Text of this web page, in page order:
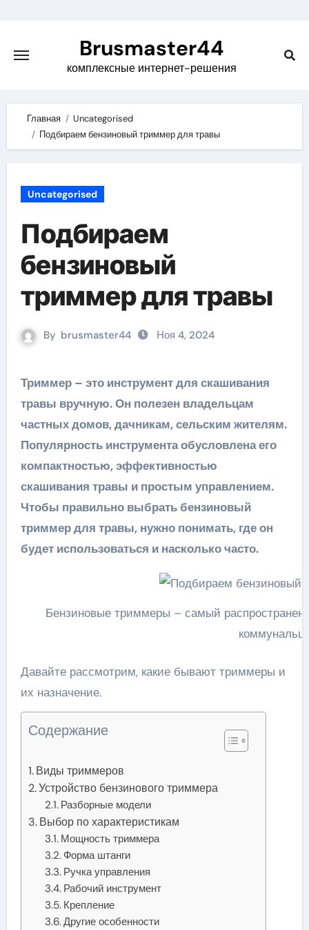
content
Brusmaster44
комплексные интернет-решения
Главная
Uncategorised
Подбираем бензиновый триммер для травы
Uncategorised
Подбираем
бензиновый
триммер для травы
By brusmaster44 Ноя 4, 2024
Триммер – это инструмент для скашивания
травы вручную. Он полезен владельцам
частных домов, дачникам, сельским жителям.
Популярность инструмента обусловлена его
компактностью, эффективностью
скашивания травы и простым управлением.
Чтобы правильно выбрать бензиновый
триммер для травы, нужно понимать, где он
будет использоваться и насколько часто.
Бензиновые триммеры – самый
Давайте рассмотрим, какие бывают триммеры и
их назначение.
Содержание
Виды триммеров
Устройство бензинового триммера
Разборные модели
Выбор по характеристикам
Мощность триммера
Форма штанги
Ручка управления
Рабочий инструмент
Крепление
Другие особенности